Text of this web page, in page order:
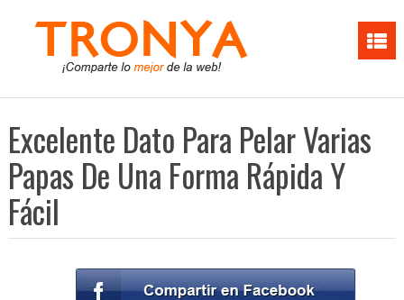
Excelente Dato Para Pelar Varias
Papas De Una Forma Rápida Y
Fácil